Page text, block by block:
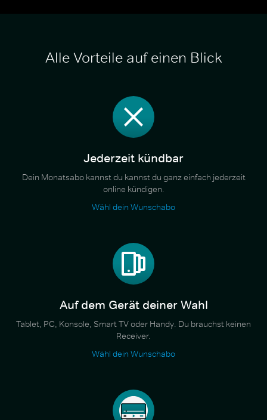
Alle Vorteile auf einen Blick
Jederzeit kündbar
Dein Monatsabo kannst du kannst du ganz einfach jederzeit
online kündigen.
Wähl dein Wunschabo
Auf dem Gerät deiner Wahl
Tablet, PC, Konsole, Smart TV oder Handy. Du brauchst keinen
Receiver.
Wähl dein Wunschabo